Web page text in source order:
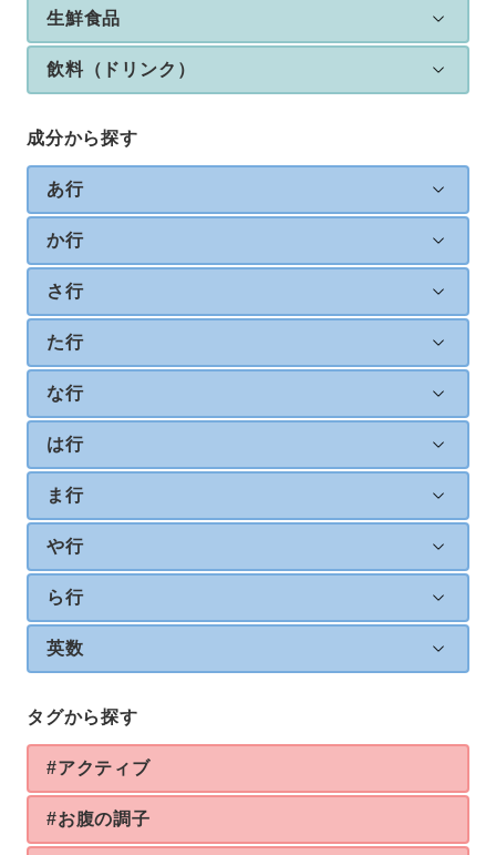
生鮮食品
飲料（ドリンク）
成分から探す
あ行
か行
さ行
た行
な行
は行
ま行
や行
ら行
英数
タグから探す
#アクティブ
#お腹の調子